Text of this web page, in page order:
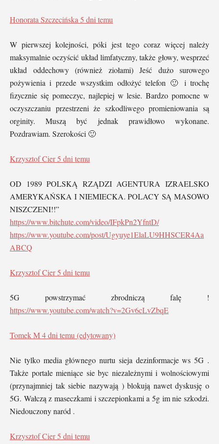
Honorata Szczecińska 5 dni temu
W pierwszej kolejności, póki jest tego coraz więcej należy
maksymalnie oczyścić układ limfatyczny, także głowy, wesprzeć
układ oddechowy (również ziołami) Jeść dużo surowego
pożywienia i przede wszystkim odłożyć telefon 🙂 i trochę
fizycznie się pomeczyc, najlepiej w lesie. Bardzo pomocne w
oczyszczaniu przestrzeni że szkodliwego promieniowania są
orginity. Muszą być jednak prawidłowo wykonane.
Pozdrawiam. Szerokości 🙂
Krzysztof Cier5 dni temu
OD 1989 POLSKĄ RZĄDZI AGENTURA IZRAELSKO
AMERYKAŃSKA I NIEMIECKA. POLACY SĄ MASOWO
NISZCZENI!!”
https://www.bitchute.com/video/IFpkPn2YfntD/
https://www.youtube.com/post/Ugyuye1ElaLU9HHSCER4Aa
ABCQ
Krzysztof Cier5 dni temu
5G powstrzymać zbrodniczą falę !
https://www.youtube.com/watch?v=2Gv6cLvZbqE
Tomek M4 dni temu (edytowany)
Nie tylko media głównego nurtu sieja dezinformacje ws 5G .
Także portale mieniące sie byc niezależnymi i wolnościowymi
(przynajmniej tak siebie nazywają ) blokują nawet dyskusję o
5G. Wałczą z maseczkami i szczepionkami a 5g im nie szkodzi.
Niedouczony naród .
Krzysztof Cier5 dni temu